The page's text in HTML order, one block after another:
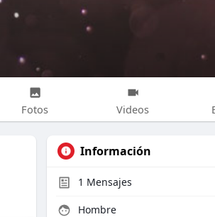
Fotos Videos
Información
1 Mensajes
Hombre